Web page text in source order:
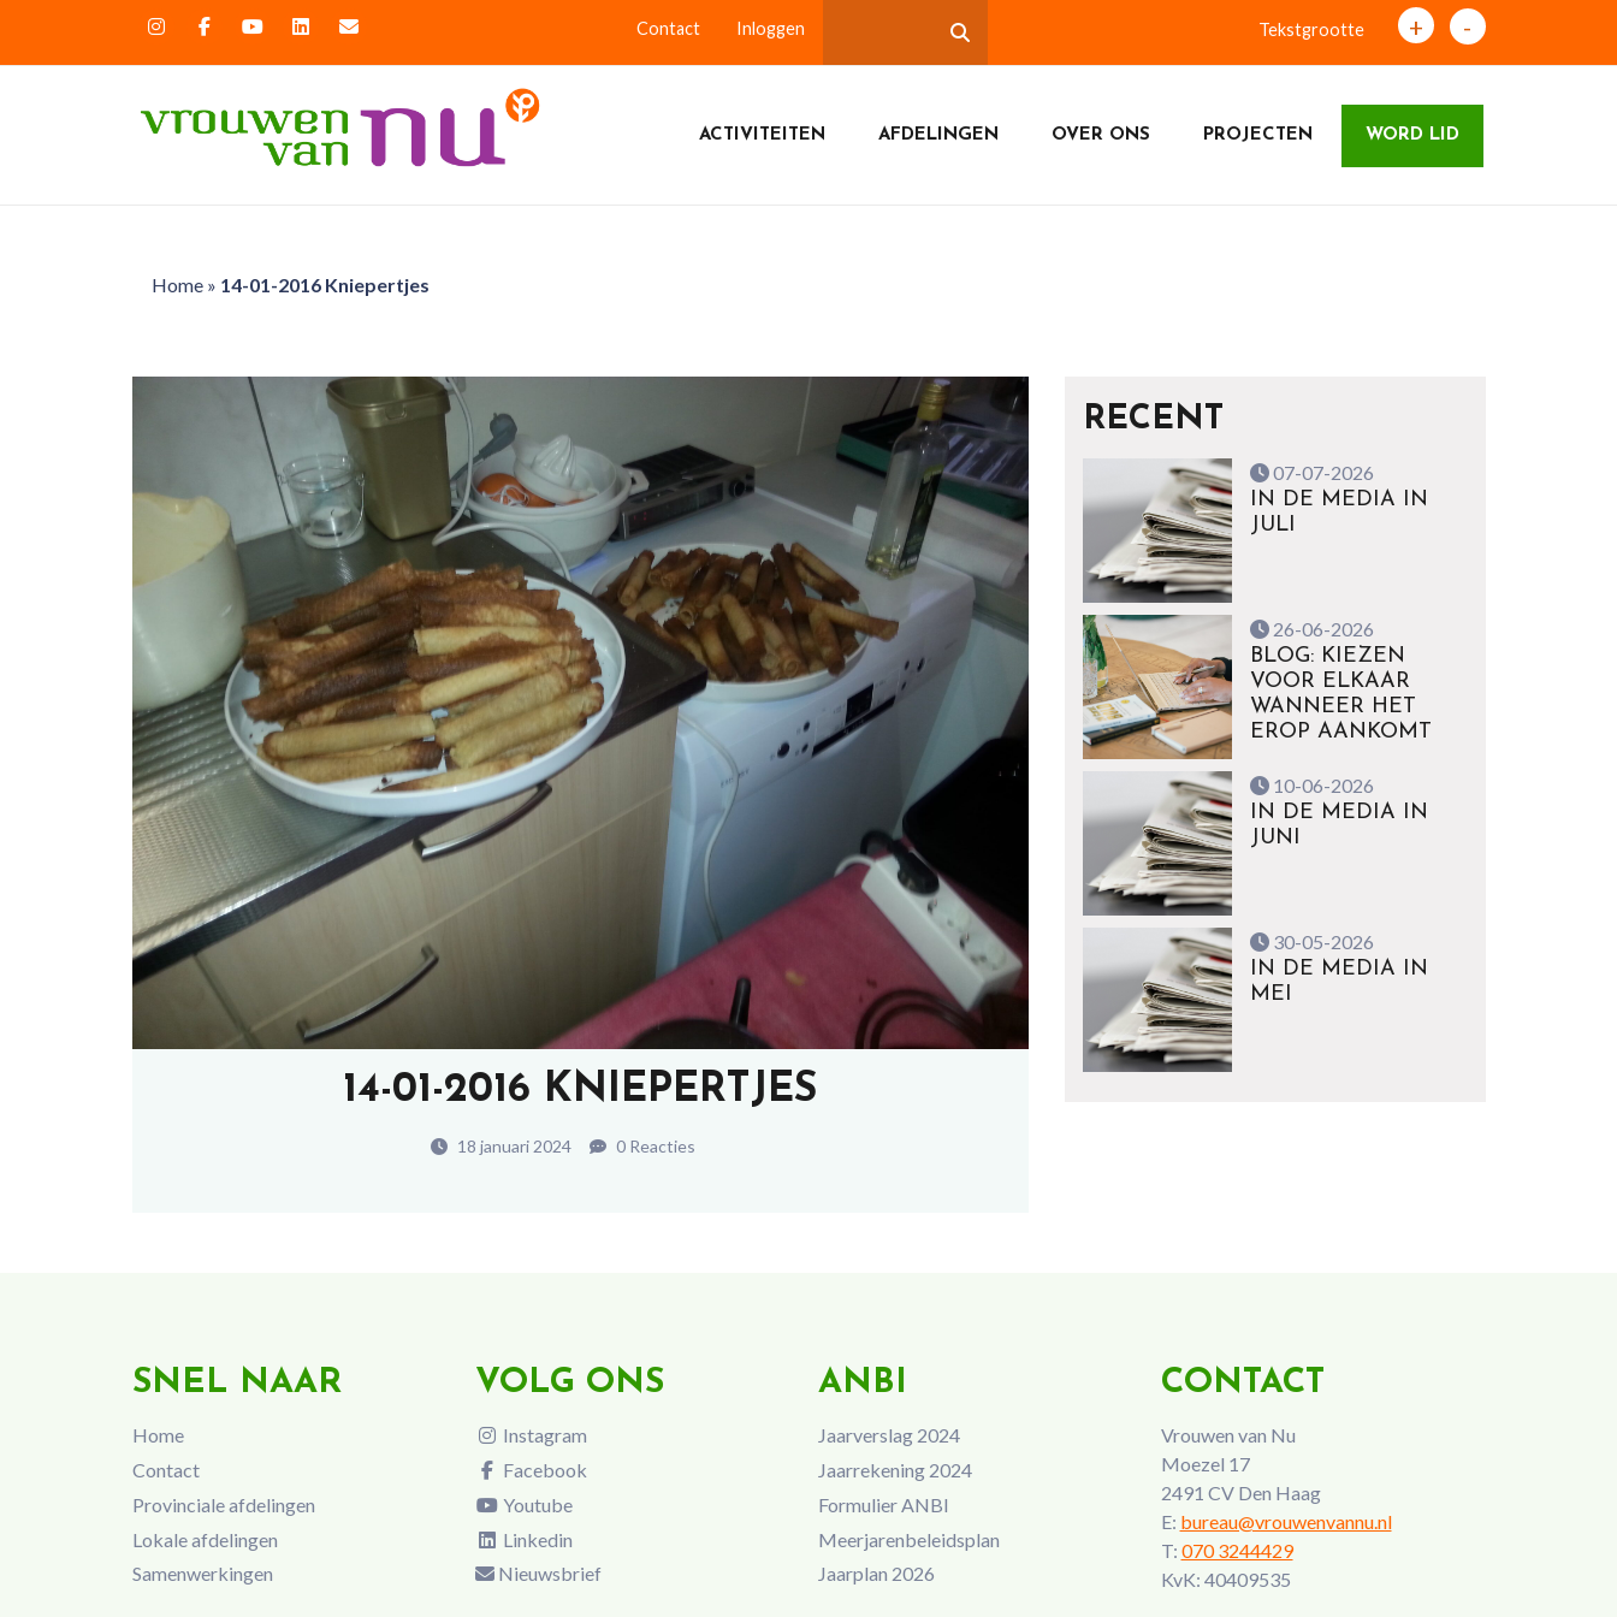
Contact Inloggen Tekstgrootte + -
ACTIVITEITEN AFDELINGEN OVER ONS PROJECTEN WORD LID
Home» 14-01-2016 Kniepertjes
14-01-2016 KNIEPERTJES
18 januari 2024 0 Reacties
RECENT
07-07-2026
IN DE MEDIA IN
JULI
26-06-2026
BLOG: KIEZEN
VOOR ELKAAR
WANNEER HET
EROP AANKOMT
10-06-2026
IN DE MEDIA IN
JUNI
30-05-2026
IN DE MEDIA IN
MEI
SNEL NAAR
Home
Contact
Provinciale afdelingen
Lokale afdelingen
Samenwerkingen
VOLG ONS
Instagram
Facebook
Youtube
Linkedin
Nieuwsbrief
ANBI
Jaarverslag 2024
Jaarrekening 2024
Formulier ANBI
Meerjarenbeleidsplan
Jaarplan 2026
CONTACT
Vrouwen van Nu
Moezel 17
2491 CV Den Haag
E: bureau@vrouwenvannu.nl
T: 070 3244429
KvK: 40409535